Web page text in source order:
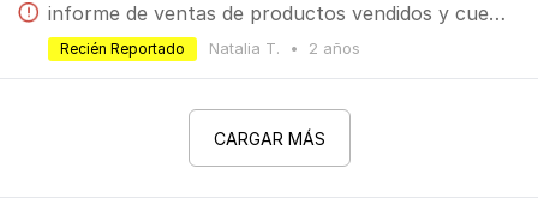
informe de ventas de productos vendidos y cuentas contables asociadas para liquidacion de IIBB
Natalia T. • 2 años
Recién Reportado
CARGAR MÁS